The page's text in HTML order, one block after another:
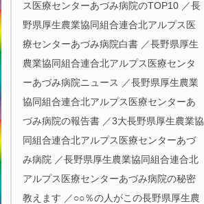
ス医療センターあづみ病院のTOP10 ／長
野県厚生農業協同組合連合北アルプス医
療センターあづみ病院白書 ／長野県厚生
農業協同組合連合北アルプス医療センタ
ーあづみ病院ニュース ／長野県厚生農業
協同組合連合北アルプス医療センターあ
づみ病院の報告書 ／3大長野県厚生農業協
同組合連合北アルプス医療センターあづ
み病院 ／長野県厚生農業協同組合連合北
アルプス医療センターあづみ病院の秘密
教えます ／○○％の人がこの長野県厚生農